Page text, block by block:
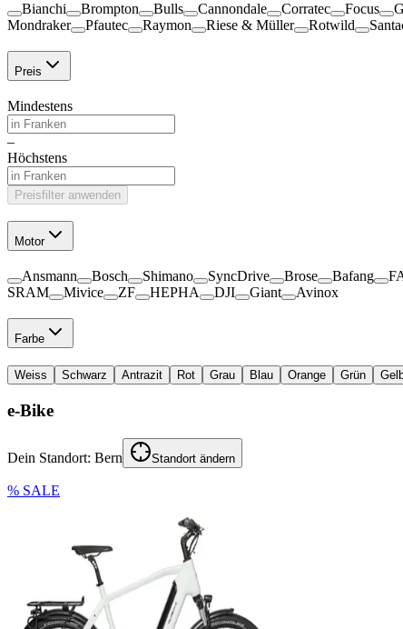
Bianchi Brompton Bulls Cannondale Corratec Focus
Mondraker
Pfautec Raymon Riese & Müller Rotwild
Preis
Mindestens
–
Höchstens
Preisfilter anwenden
Motor
Ansmann Bosch Shimano SyncDrive Brose Bafang
SRAM
Mivice ZF HEPHA DJI Giant Avinox
Farbe
Weiss Schwarz Antrazit Rot Grau Blau Orange Grün
e-Bike
Dein Standort: Bern Standort ändern
% SALE